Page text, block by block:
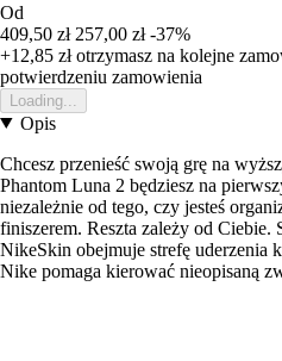
Od
409,50 zł 257,00 zł -37%
+12,85 złotrzymasz na kolejne
potwierdzeniu zamowienia
Loading...
Opis
Chcesz przenieść swoją grę na
Phantom Luna 2 będziesz na
niezależnie od tego, czy jesteś
finiszerem. Reszta zależy od Ciebie.
NikeSkin obejmuje strefę uderzenia
Nike pomaga kierować nieopisaną